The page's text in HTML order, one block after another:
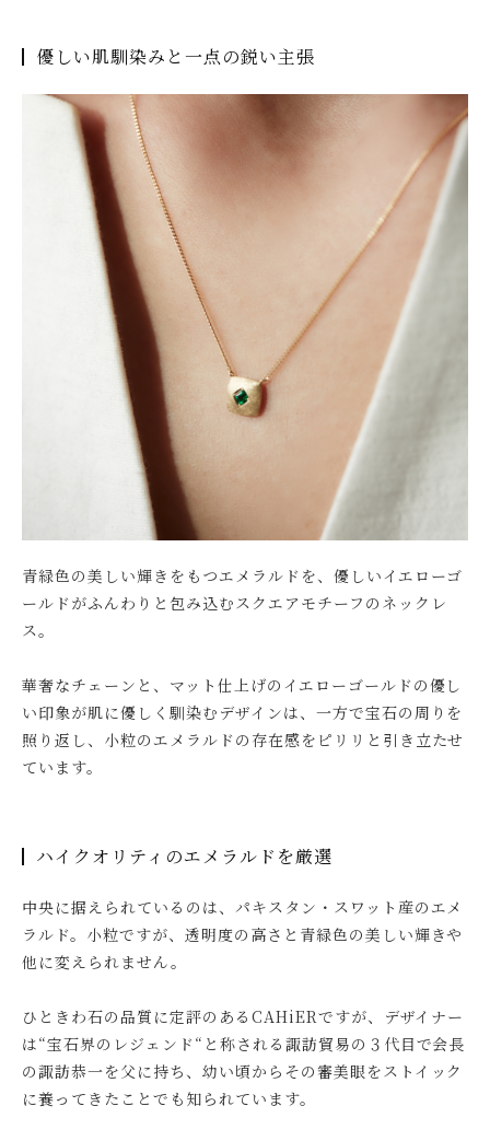
優しい肌馴染みと一点の鋭い主張
青緑色の美しい輝きをもつエメラルドを、優しいイエローゴ
ールドがふんわりと包み込むスクエアモチーフのネックレ
ス。
華奢なチェーンと、マット仕上げのイエローゴールドの優し
い印象が肌に優しく馴染むデザインは、一方で宝石の周りを
照り返し、小粒のエメラルドの存在感をピリリと引き立たせ
ています。
ハイクオリティのエメラルドを厳選
中央に据えられているのは、パキスタン・スワット産のエメ
ラルド。小粒ですが、透明度の高さと青緑色の美しい輝きや
他に変えられません。
ひときわ石の品質に定評のあるCAHiERですが、デザイナー
は“宝石界のレジェンド“と称される諏訪貿易の３代目で会長
の諏訪恭一を父に持ち、幼い頃からその審美眼をストイック
に養ってきたことでも知られています。